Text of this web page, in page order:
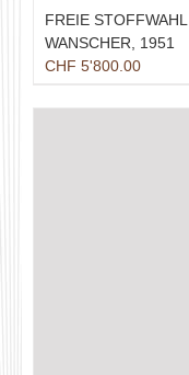
FREIE
WANSCHER, 1951
CHF 5'800.00